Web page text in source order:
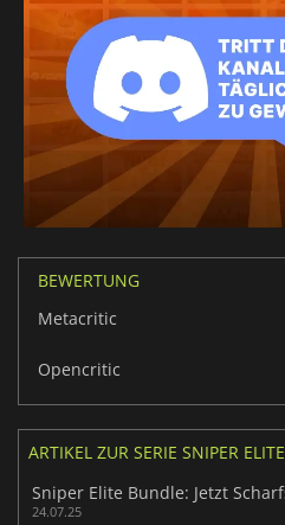
BEWERTUNG
Metacritic
Opencritic
ARTIKEL ZUR SERIE SNIPER ELITE
24.07.25